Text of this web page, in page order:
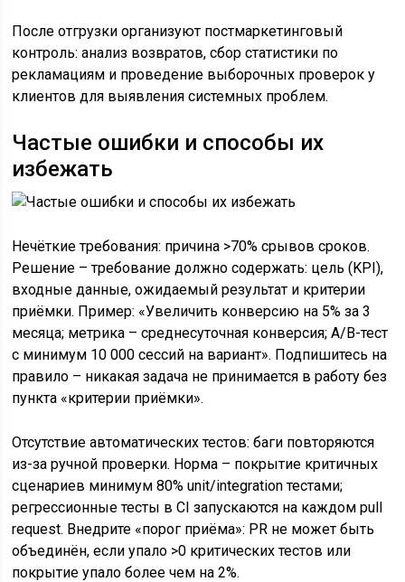
После отгрузки организуют постмаркетинговый
контроль: анализ возвратов, сбор статистики по
рекламациям и проведение выборочных проверок у
клиентов для выявления системных проблем.
Частые ошибки и способы их
избежать
Нечёткие требования: причина >70% срывов сроков.
Решение – требование должно содержать: цель (KPI),
входные данные, ожидаемый результат и критерии
приёмки. Пример: «Увеличить конверсию на 5% за 3
месяца; метрика – среднесуточная конверсия; А/В-тест
с минимум 10 000 сессий на вариант». Подпишитесь на
правило – никакая задача не принимается в работу без
пункта «критерии приёмки».
Отсутствие автоматических тестов: баги повторяются
из-за ручной проверки. Норма – покрытие критичных
сценариев минимум 80% unit/integration тестами;
регрессионные тесты в CI запускаются на каждом pull
request. Внедрите «порог приёма»: PR не может быть
объединён, если упало >0 критических тестов или
покрытие упало более чем на 2%.